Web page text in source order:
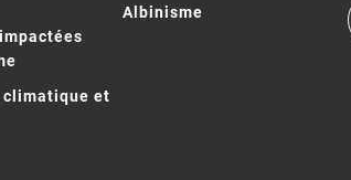
climatique et
Albinisme